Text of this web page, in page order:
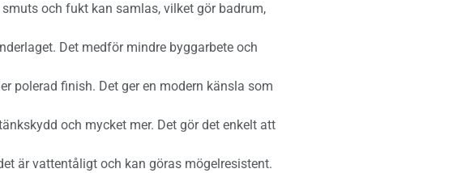
och fukt kan samlas, vilket gör badrum,
Det medför mindre byggarbete och
polerad finish. Det ger en modern känsla som
och mycket mer. Det gör det enkelt att
är vattentåligt och kan göras mögelresistent.